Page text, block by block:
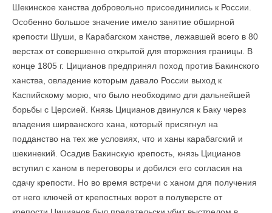
Шекинское ханства добровольно присоединились к России.
Особенно большое значение имело занятие обширной
крепости Шуши, в Карабагском ханстве, лежавшей всего в 80
верстах от совершенно открытой для вторжения границы. В
конце 1805 г. Цицианов предпринял поход против Бакинского
ханства, овладение которым давало России выход к
Каспийскому морю, что было необходимо для дальнейшей
борьбы с Церсией. Князь Цицианов двинулся к Баку через
владения ширванского хана, который присягнул на
подданство на тех же условиях, что и ханы карабагский и
шекинекий. Осадив Бакинскую крепость, князь Цицианов
вступил с ханом в переговоры и добился его согласия на
сдачу крепости. Но во время встречи с ханом для получения
от него ключей от крепостных ворот в полуверсте от